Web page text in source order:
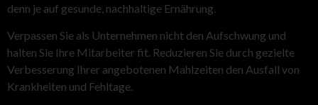
denn je auf gesunde, nachhaltige Ernährung.
Verpassen Sie als Unternehmen nicht den Aufschwung und
halten Sie Ihre Mitarbeiter fit. Reduzieren Sie durch gezielte
Verbesserung Ihrer angebotenen Mahlzeiten den Ausfall von
Krankheiten und Fehltage.